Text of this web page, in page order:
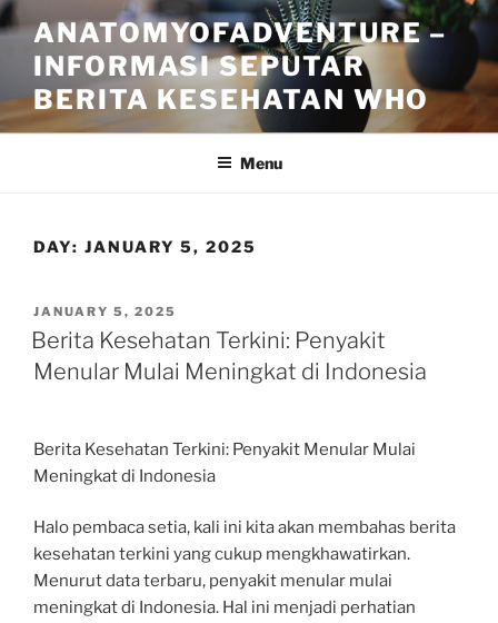
Skip
to
content
ANATOMYOFADVENTURE –
INFORMASI SEPUTAR
BERITA KESEHATAN WHO
Menu
DAY: JANUARY 5, 2025
POSTED
ON
JANUARY 5, 2025
Berita Kesehatan Terkini: Penyakit
Menular Mulai Meningkat di Indonesia
Berita Kesehatan Terkini: Penyakit Menular Mulai
Meningkat di Indonesia
Halo pembaca setia, kali ini kita akan membahas berita
kesehatan terkini yang cukup mengkhawatirkan.
Menurut data terbaru, penyakit menular mulai
meningkat di Indonesia. Hal ini menjadi perhatian